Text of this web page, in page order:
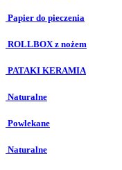
Papier do pieczenia
ROLLBOX z nożem
PATAKI KERAMIA
Naturalne
Powlekane
Naturalne